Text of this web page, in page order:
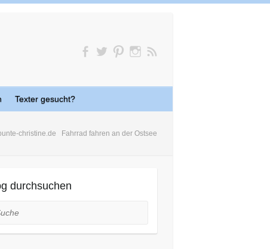
Texter gesucht?
christine.de Fahrrad fahren an der Ostsee
durchsuchen